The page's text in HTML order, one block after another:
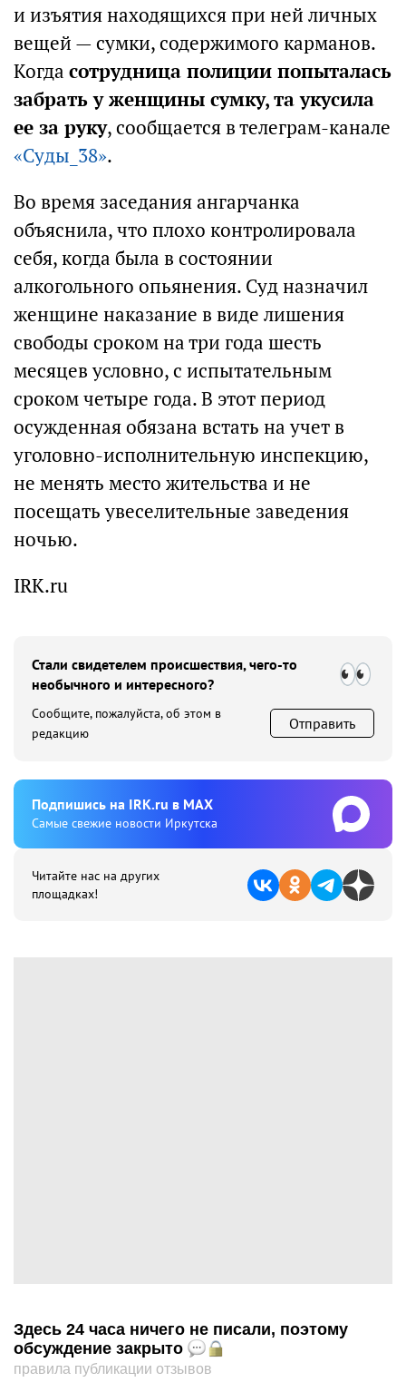
и изъятия находящихся при ней личных
вещей — сумки, содержимого карманов.
Когда сотрудница полиции попыталась
забрать у женщины сумку, та укусила
ее за руку, сообщается в телеграм-канале
«Суды_38».
Во время заседания ангарчанка
объяснила, что плохо контролировала
себя, когда была в состоянии
алкогольного опьянения. Суд назначил
женщине наказание в виде лишения
свободы сроком на три года шесть
месяцев условно, с испытательным
сроком четыре года. В этот период
осужденная обязана встать на учет в
уголовно-исполнительную инспекцию,
не менять место жительства и не
посещать увеселительные заведения
ночью.
IRK.ru
Стали свидетелем происшествия, чего-то
необычного и интересного?
Сообщите, пожалуйста, об этом в
редакцию
Отправить
Подпишиcь на IRK.ru в MAX
Cамые свежие новости Иркутска
Читайте нас на других
площадках!
Здесь 24 часа ничего не писали, поэтому
обсуждение закрыто
правила публикации отзывов